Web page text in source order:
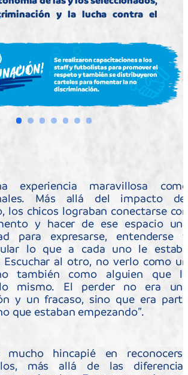
20 entrenadores del torneo
a los entrenadores de las
de las categorías Sub
como masculina. El
intercambiar saberes y
fortalecer la formación del